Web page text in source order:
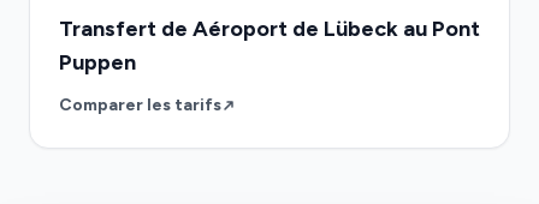
Transfert de Aéroport de Lübeck au Pont
Puppen
Comparer les tarifs